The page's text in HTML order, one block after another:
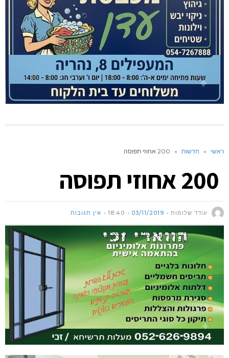
ראשי » חדשות » 200 אחוזי תפוסה
200 אחוזי תפוסה
עודד שלומות 03/11/2019
18:40 אין תגובות